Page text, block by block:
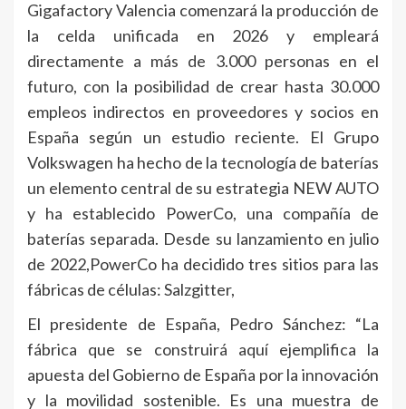
Gigafactory Valencia comenzará la producción de
la celda unificada en 2026 y empleará
directamente a más de 3.000 personas en el
futuro, con la posibilidad de crear hasta 30.000
empleos indirectos en proveedores y socios en
España según un estudio reciente. El Grupo
Volkswagen ha hecho de la tecnología de baterías
un elemento central de su estrategia NEW AUTO
y ha establecido PowerCo, una compañía de
baterías separada. Desde su lanzamiento en julio
de 2022,PowerCo ha decidido tres sitios para las
fábricas de células: Salzgitter,
El presidente de España, Pedro Sánchez: “La
fábrica que se construirá aquí ejemplifica la
apuesta del Gobierno de España por la innovación
y la movilidad sostenible. Es una muestra de